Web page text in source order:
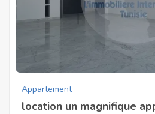
Appartement
location un magnifique